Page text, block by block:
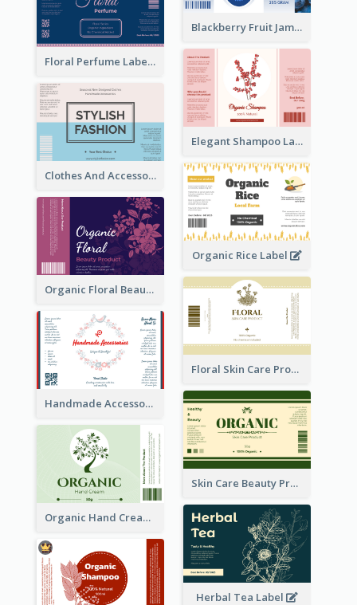
Blackberry Fruit Jam Label
Floral Perfume Label
Elegant Shampoo Label
Clothes And Accessories Label
Organic Rice Label
Organic Floral Beauty Product Label
Floral Skin Care Product Label
Handmade Accessories Label
Skin Care Beauty Product Label
Organic Hand Cream Label
Herbal Tea Label